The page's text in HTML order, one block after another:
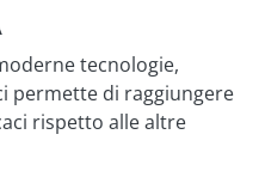
tecnologie,
permette di raggiungere
rispetto alle altre